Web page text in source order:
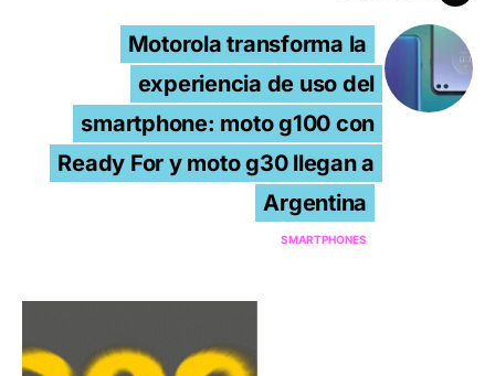
Motorola transforma la
experiencia de uso del
smartphone: moto g100 con
Ready For y moto g30 llegan a
Argentina
SMARTPHONES